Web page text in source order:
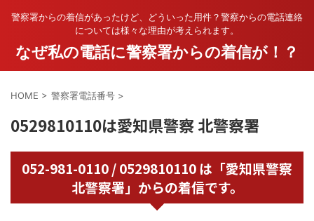
警察署からの着信があったけど、どういった用件？警察からの電話連絡
については様々な理由が考えられます。
なぜ私の電話に警察署からの着信が！？
HOME > 警察署電話番号 >
0529810110は愛知県警察 北警察署
052-981-0110 / 0529810110 は「愛知県警察
北警察署」からの着信です。